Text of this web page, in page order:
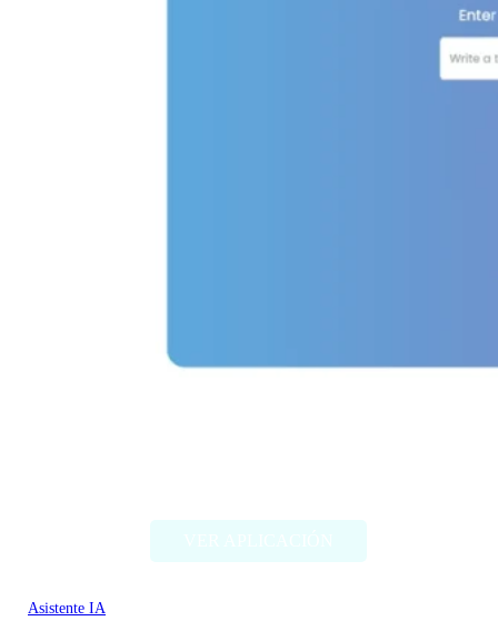
Asistente IA